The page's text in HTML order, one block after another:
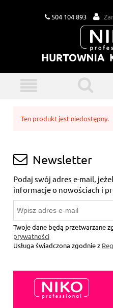
504 104 893
Ten produkt jest niedostępny.
Newsletter
Podaj swój adres e-mail,
informacje o nowościach i
Twoje dane będą przetwarzane
prywatności
Usługa świadczona zgodnie z